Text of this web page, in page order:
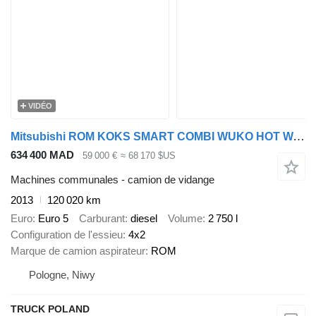
VIDÉO
Mitsubishi ROM KOKS SMART COMBI WUKO HOT WATER FOR CLEANING SEWAGE
634 400 MAD 59 000 € ≈ 68 170 $US
Machines communales - camion de vidange
2013
120 020 km
Euro Euro 5 Carburant diesel Volume 2 750 l
Configuration de l'essieu 4x2
Marque de camion aspirateur ROM
Pologne, Niwy
TRUCK POLAND